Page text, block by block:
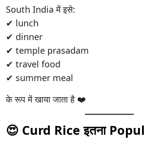
South India में इसे:
✔ lunch
✔ dinner
✔ temple prasadam
✔ travel food
✔ summer meal
के रूप में खाया जाता है ❤️
😍 Curd Rice इतना